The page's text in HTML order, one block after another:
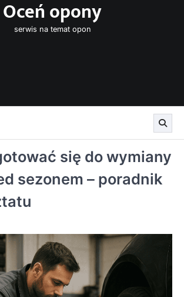
Oceń opony
serwis na temat opon
się do wymiany
sezonem – poradnik